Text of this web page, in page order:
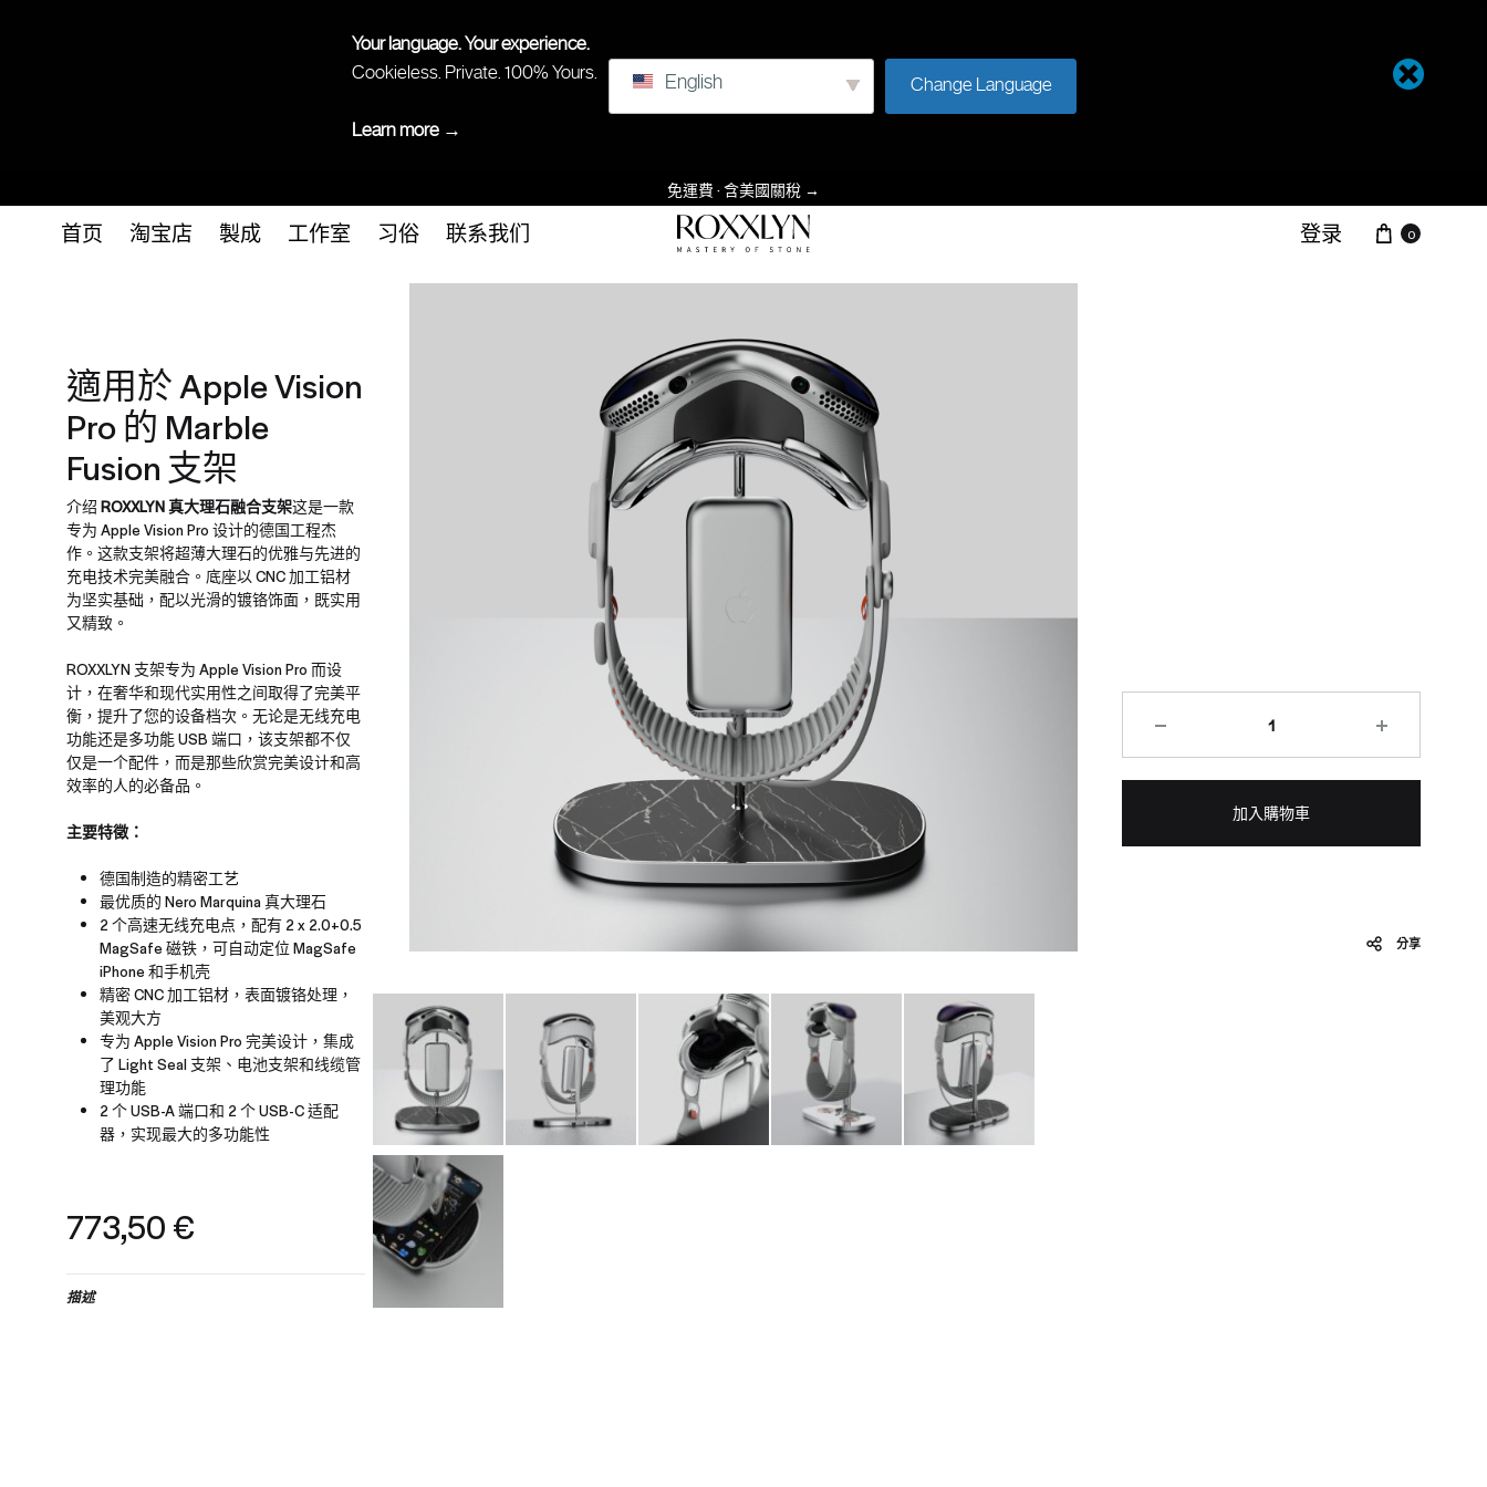
Your language. Your experience.
Cookieless. Private. 100% Yours.
Learn more →
English Change Language
免運費 · 含美國關稅 →
首页 淘宝店 製成 工作室 习俗 联系我们
林
掌
握
登录 0
適用於 Apple Vision
Pro 的 Marble
Fusion 支架
介绍 ROXXLYN 真大理石融合支架这是一款
专为 Apple Vision Pro 设计的德国工程杰
作。这款支架将超薄大理石的优雅与先进的
充电技术完美融合。底座以 CNC 加工铝材
为坚实基础，配以光滑的镀铬饰面，既实用
又精致。
ROXXLYN 支架专为 Apple Vision Pro 而设
计，在奢华和现代实用性之间取得了完美平
衡，提升了您的设备档次。无论是无线充电
功能还是多功能 USB 端口，该支架都不仅
仅是一个配件，而是那些欣赏完美设计和高
效率的人的必备品。
主要特徵：
德国制造的精密工艺
最优质的 Nero Marquina 真大理石
2 个高速无线充电点，配有 2 x 2.0+0.5
MagSafe 磁铁，可自动定位 MagSafe
iPhone 和手机壳
精密 CNC 加工铝材，表面镀铬处理，
美观大方
专为 Apple Vision Pro 完美设计，集成
了 Light Seal 支架、电池支架和线缆管
理功能
2 个 USB-A 端口和 2 个 USB-C 适配
器，实现最大的多功能性
773,50 €
描述
加入購物車
分享